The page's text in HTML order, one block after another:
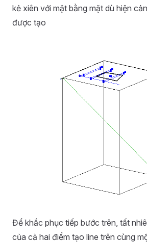
kẻ xiên với mặt bằng mặt dù hiện
được tạo
Để khắc phục tiếp bước trên, tất
của cả hai điểm tạo line trên cùng